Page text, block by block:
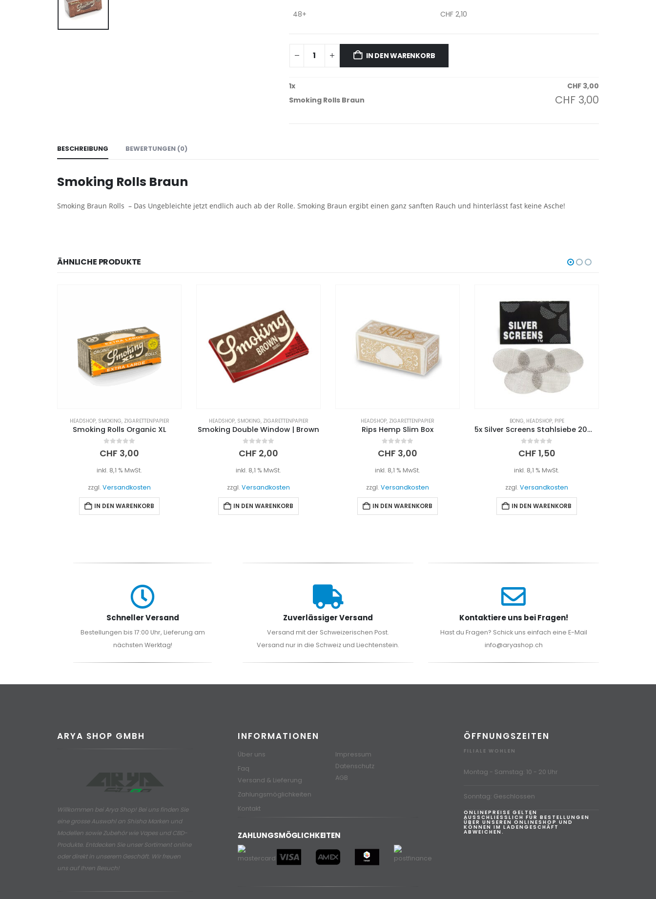
48+
CHF 2,10
IN DEN WARENKORB
1x CHF 3,00
Smoking Rolls Braun
CHF 3,00
BESCHREIBUNG BEWERTUNGEN (0)
Smoking Rolls Braun
Smoking Braun Rolls – Das Ungebleichte jetzt endlich auch ab der Rolle. Smoking Braun ergibt einen ganz sanften Rauch und hinterlässt fast keine Asche!
ÄHNLICHE PRODUKTE
HEADSHOP, SMOKING, ZIGARETTENPAPIER
Smoking Double Window | Brown
out of 5
CHF 2,00
inkl. 8,1 % MwSt.
zzgl. Versandkosten
IN DEN WARENKORB
HEADSHOP,ZIGARETTENPAPIER
Rips Hemp Slim Box
out of 5
CHF 3,00
inkl. 8,1 % MwSt.
zzgl. Versandkosten
IN DEN WARENKORB
BONG,HEADSHOP,PIPE
out of 5
CHF 1,50
inkl. 8,1 % MwSt.
zzgl. Versandkosten
IN DEN WARENKORB
FEUERZEUG,HEADSHOP
Bic Mini Feuerzeug
out of 5
CHF 1,70
inkl. 8,1 % MwSt.
zzgl. Versandkosten
IN DEN WARENKORB
Schneller Versand
Bestellungen bis 17:00 Uhr, Lieferung am
nächsten Werktag!
Zuverlässiger Versand
Versand mit der Schweizerischen Post.
Versand nur in die Schweiz und Liechtenstein.
Kontaktiere uns bei Fragen!
Hast du Fragen? Schick uns einfach eine E-Mail
info@aryashop.ch
ARYA SHOP GMBH
Willkommen bei Arya Shop! Bei uns finden Sie
eine grosse Auswahl an Shisha Marken und
Modellen sowie Zubehör wie Vapes und CBD-
Produkte. Entdecken Sie unser Sortiment online
oder direkt in unserem Geschäft. Wir freuen
uns auf Ihren Besuch!
INFORMATIONEN
Über uns
Faq
Versand & Lieferung
Zahlungsmöglichkeiten
Kontakt
Impressum
Datenschutz
AGB
ZAHLUNGSMÖGLICHKEITEN
ÖFFNUNGSZEITEN
FILIALE WOHLEN
Montag - Samstag: 10 - 20 Uhr
Sonntag: Geschlossen
ONLINEPREISE GELTEN
AUSSCHLIESSLICH FÜR BESTELLUNGEN
ÜBER UNSEREN ONLINESHOP UND
KÖNNEN IM LADENGESCHÄFT
ABWEICHEN.